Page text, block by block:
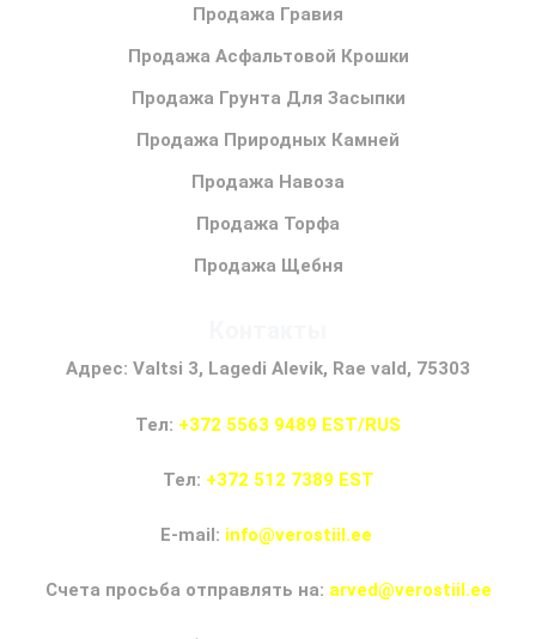
Продажа Гравия
Продажа Асфальтовой Крошки
Продажа Грунта Для Засыпки
Продажа Природных Камней
Продажа Навоза
Продажа Торфа
Продажа Щебня
Адрес: Valtsi 3, Lagedi Alevik, Rae vald, 75303
Тел: +372 5563 9489 EST/RUS
Тел: +372 512 7389 EST
E-mail: info@verostiil.ee
Счета просьба отправлять на: arved@verostiil.ee